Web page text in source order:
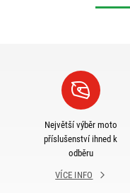
Největší výběr moto
příslušenství ihned k
odběru
VÍCE INFO